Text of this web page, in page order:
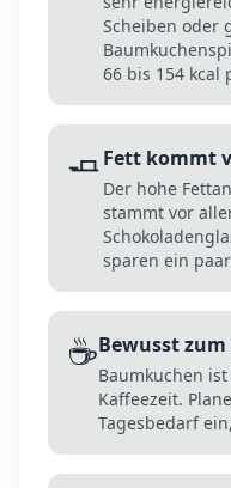
Scheiben oder
66 bis 154 kcal
🧈Fett kommt
Der hohe
stammt vor
sparen ein
☕Bewusst zum
Baumkuchen
Kaffeezeit.
Tagesbedarf